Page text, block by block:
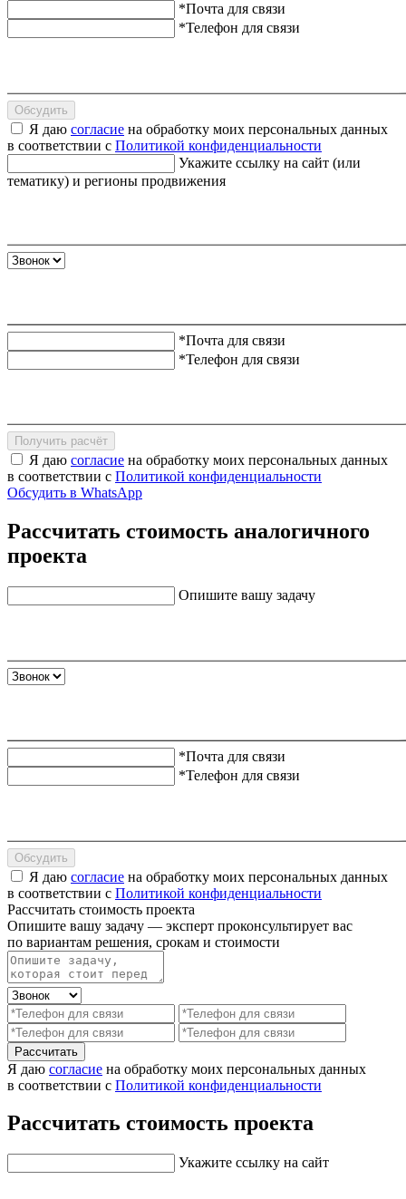
*Почта для связи
*Телефон для связи
Обсудить
Я даю согласие на обработку моих персональных данных
в соответствии с Политикой конфиденциальности
Укажите ссылку на сайт (или
тематику) и регионы продвижения
*Почта для связи
*Телефон для связи
Получить расчёт
Я даю согласие на обработку моих персональных данных
в соответствии с Политикой конфиденциальности
Обсудить в WhatsApp
Рассчитать стоимость аналогичного
проекта
Опишите вашу задачу
*Почта для связи
*Телефон для связи
Обсудить
Я даю согласие на обработку моих персональных данных
в соответствии с Политикой конфиденциальности
Рассчитать стоимость проекта
Опишите вашу задачу — эксперт проконсультирует вас
по вариантам решения, срокам и стоимости
Рассчитать
Я даю согласие на обработку моих персональных данных
в соответствии с Политикой конфиденциальности
Рассчитать стоимость проекта
Укажите ссылку на сайт